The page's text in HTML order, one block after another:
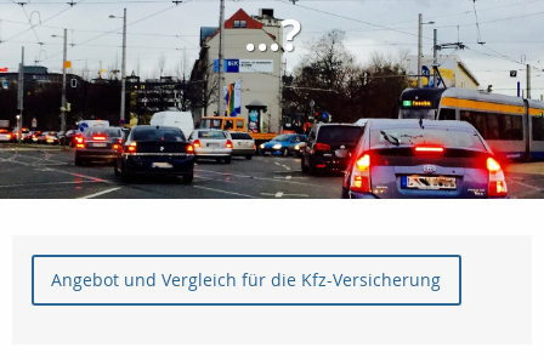
...?
Angebot und Vergleich für die Kfz-Versicherung